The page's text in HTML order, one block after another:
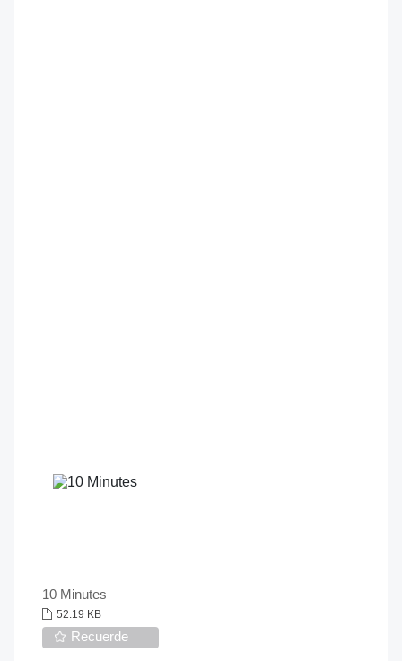
10 Minutes
52.19 KB
Recuerde